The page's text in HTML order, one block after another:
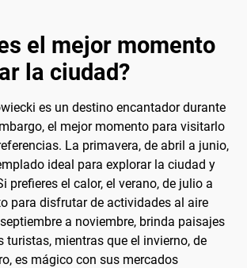
el mejor momento
la ciudad?
es un destino encantador durante
el mejor momento para visitarlo
La primavera, de abril a junio,
ideal para explorar la ciudad y
prefieres el calor, el verano, de julio a
para disfrutar de actividades al aire
a noviembre, brinda paisajes
turistas, mientras que el invierno, de
es mágico con sus mercados